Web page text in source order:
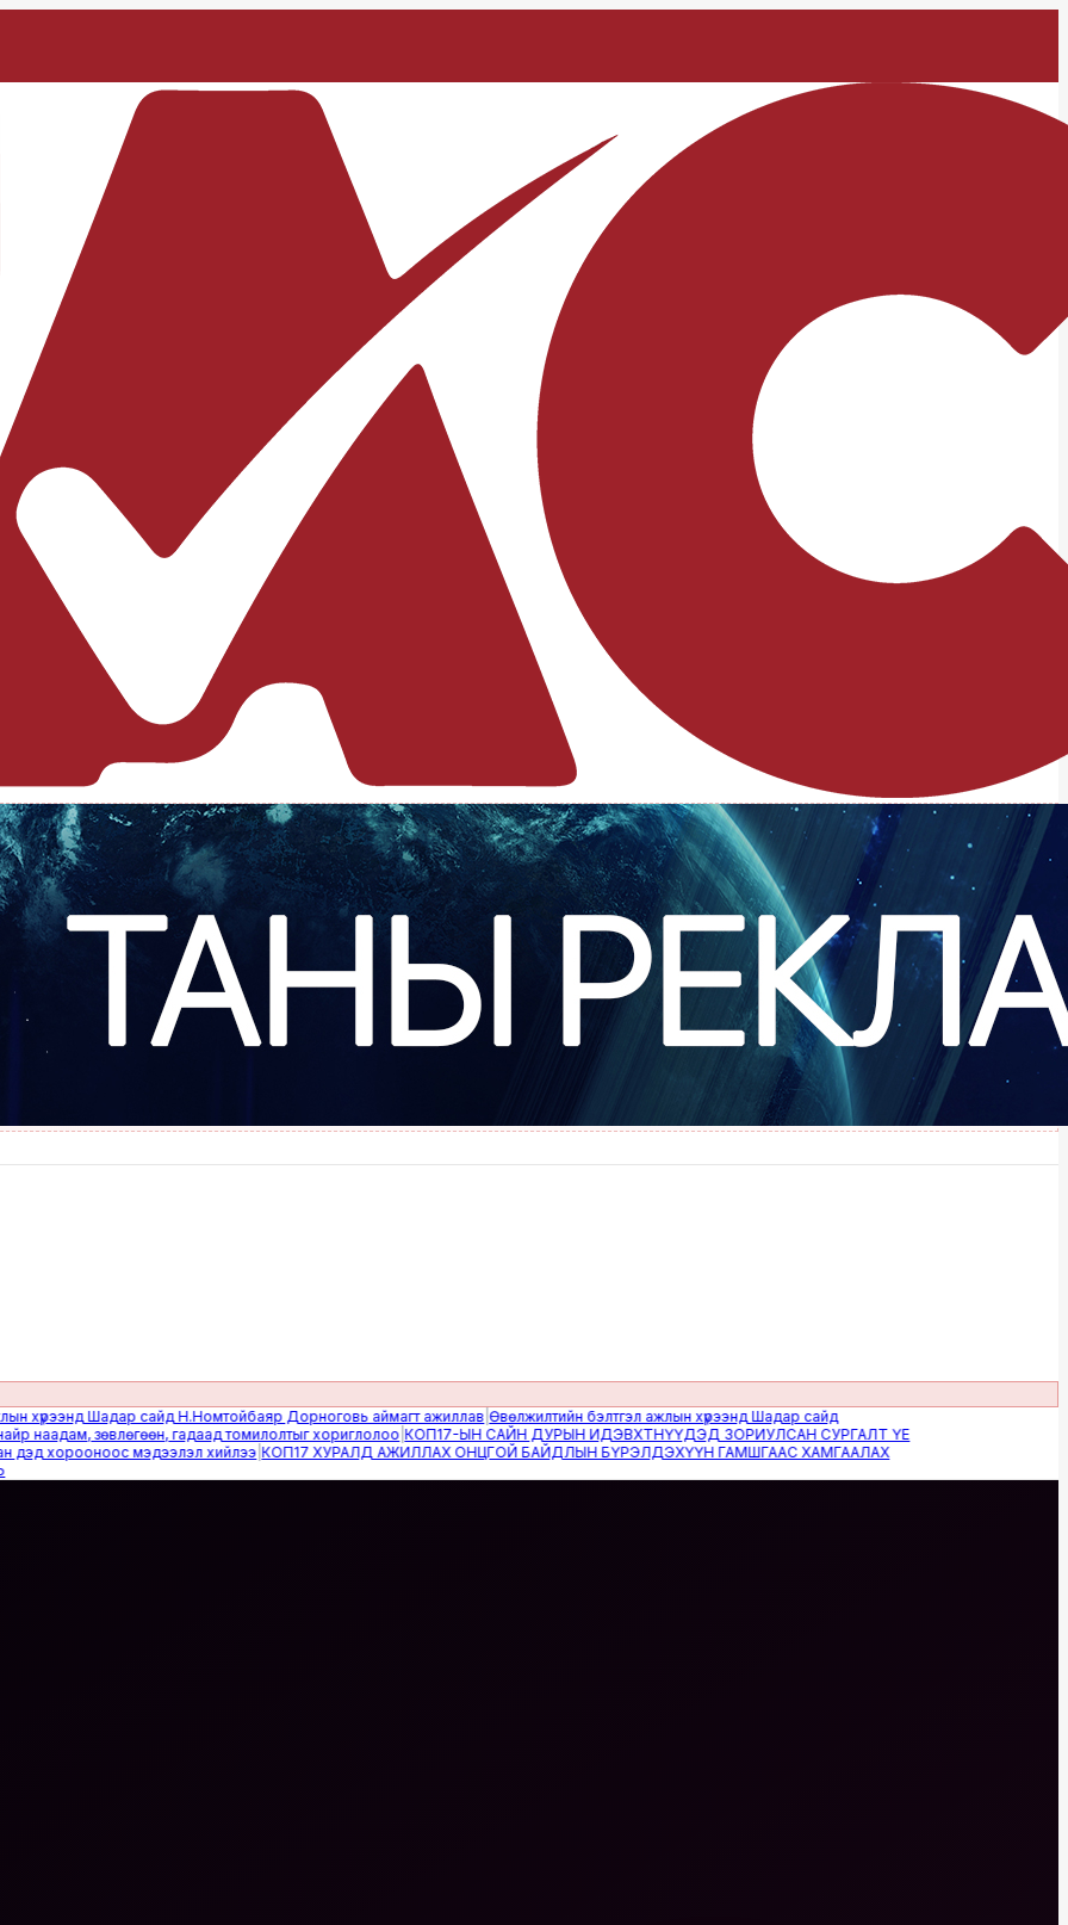
Шадар сайд Н.Номтойбаяр Дорноговь аймагт ажиллав|Өвөлжилтийн бэлтгэл ажлын хүрээнд Шадар сайд
зөвлөгөөн, гадаад томилолтыг хориглолоо|КОП17-ЫН САЙН ДУРЫН ИДЭВХТНҮҮДЭД ЗОРИУЛСАН СУРГАЛТ ҮЕ
мэдээлэл хийлээ|КОП17 ХУРАЛД АЖИЛЛАХ ОНЦГОЙ БАЙДЛЫН БҮРЭЛДЭХҮҮН ГАМШГААС ХАМГААЛАХ